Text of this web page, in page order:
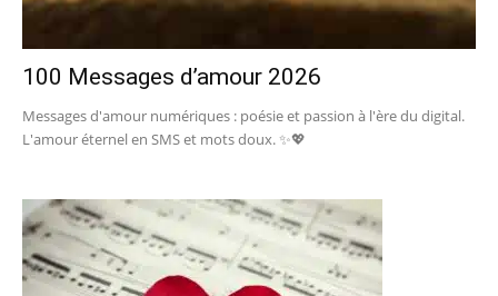
100 Messages d’amour 2026
Messages d'amour numériques : poésie et passion à l'ère du digital.
L'amour éternel en SMS et mots doux. ✨💖